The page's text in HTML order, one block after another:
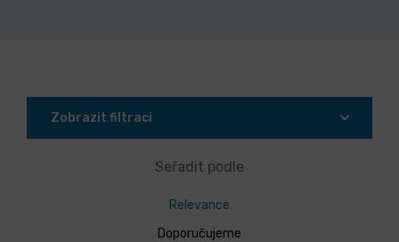
Zobrazit filtraci
Seřadit podle
Relevance
Doporučujeme